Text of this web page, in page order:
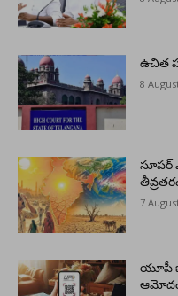
ఉచిత
8
సూపర్
7
యూపీ ఐ